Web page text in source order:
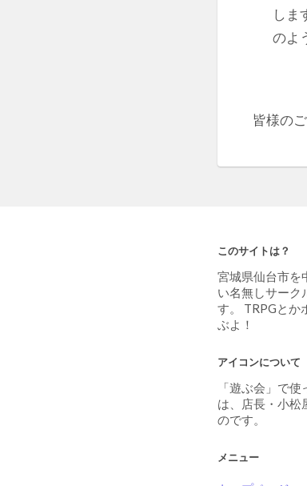
しま
のよ
皆様の
このサイトは？
宮城県仙台市を
い名無しサーク
す。 TRPGとか
ぶよ！
アイコンについて
「遊ぶ会」で
は、店長・小松
のです。
メニュー